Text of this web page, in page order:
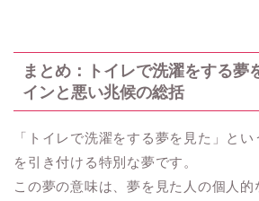
まとめ：トイレで洗濯をする夢
インと悪い兆候の総括
「トイレで洗濯をする夢を見た」と
を引き付ける特別な夢です。
この夢の意味は、夢を見た人の個人的